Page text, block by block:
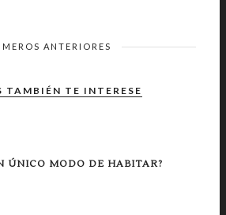
ANTERIORES
TAMBIÉN TE INTERESE
ÚNICO MODO DE HABITAR?